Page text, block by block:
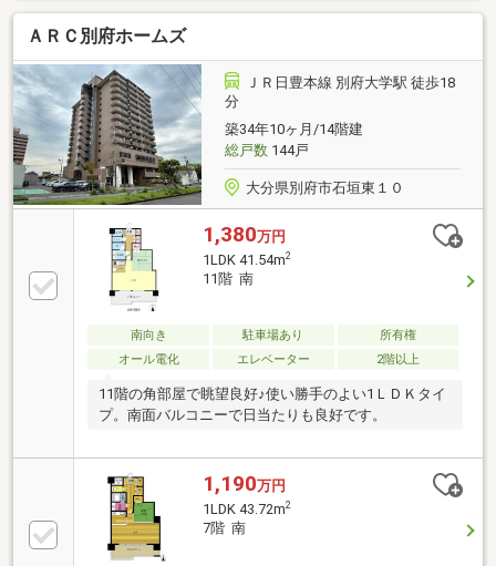
ＡＲＣ別府ホームズ
ＪＲ日豊本線 別府大学駅 徒歩18
分
築34年10ヶ月/14階建
総戸数144戸
大分県別府市石垣東１０
1,380万円
1LDK 41.54m2
11階 南
南向き 駐車場あり
所有権
オール電化
エレベーター 2階以上
11階の角部屋で眺望良好♪使い勝手のよい1ＬＤＫタイ
プ。南面バルコニーで日当たりも良好です。
1,190万円
1LDK 43.72m2
7階 南